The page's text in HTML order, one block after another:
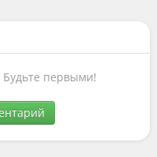
первыми!